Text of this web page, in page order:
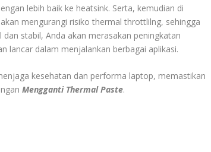
lebih baik ke heatsink. Serta, kemudian di
mengurangi risiko thermal throttlilng, sehingga
stabil, Anda akan merasakan peningkatan
lancar dalam menjalankan berbagai aplikasi.
kesehatan dan performa laptop, memastikan
Mengganti Thermal Paste.